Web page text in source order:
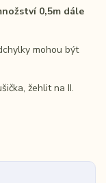
0,5m dále
mohou být
žehlit na II.